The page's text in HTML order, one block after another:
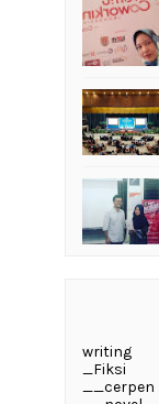
writing
_Fiksi
__cerpen